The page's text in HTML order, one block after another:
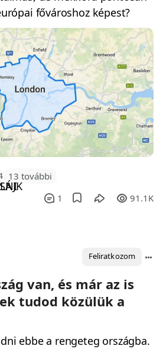
fővároshoz képest?
13 további
1 91.1K
Feliratkozom
van, és már az is
tudod közülük a
ebbe a rengeteg országba.